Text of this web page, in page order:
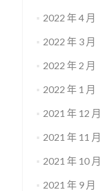
2022 年 4 月
2022 年 3 月
2022 年 2 月
2022 年 1 月
2021 年 12 月
2021 年 11 月
2021 年 10 月
2021 年 9 月